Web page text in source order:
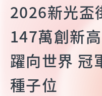
2026新光盃
147萬創新
躍向世界 冠
種子位